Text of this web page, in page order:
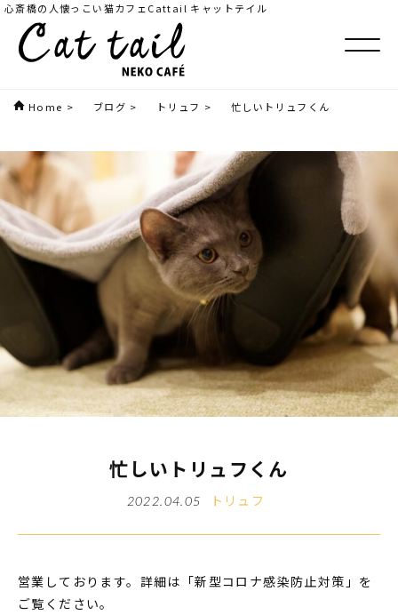
心斎橋の人懐っこい猫カフェCattail キャットテイル
Home > ブログ > トリュフ > 忙しいトリュフくん
忙しいトリュフくん
2022.04.05 トリュフ
営業しております。詳細は「新型コロナ感染防止対策」を
ご覧ください。